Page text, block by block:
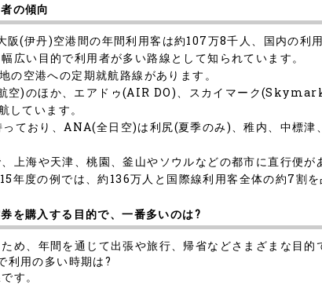
の傾向
(伊丹)空港間の年間利用客は約107万8千人、国内の利
広い目的で利用者が多い路線として知られています。
空港への定期就航路線があります。
空)のほか、エアドゥ(AIR DO)、スカイマーク
ています。
ており、ANA(全日空)は利尻(夏季のみ)、稚内、中標津
上海や天津、桃園、釜山やソウルなどの都市に直行便が
年度の例では、約136万人と国際線利用客全体の約7割を
を購入する目的で、一番多いのは?
め、年間を通じて出張や旅行、帰省などさまざまな目的
用の多い時期は?
す。